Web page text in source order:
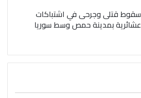
سقوط قتلى وجرحى في اشتباكات
عشائرية بمدينة حمص وسط سوريا